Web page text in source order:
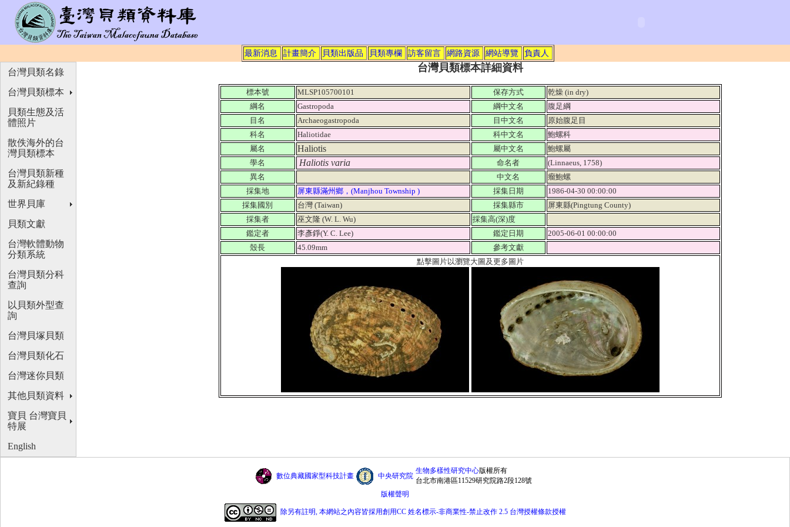
最新消息 計畫簡介 貝類出版品 貝類專欄 訪客留言 網路資源 網站導覽 負責人
台灣貝類標本詳細資料
標本號 MLSP105700101 保存方式
乾燥 (in dry)
綱名
Gastropoda 綱中文名
腹足綱
目名
Archaeogastropoda 目中文名
原始腹足目
科名
Haliotidae 科中文名
鮑螺科
屬名
Haliotis 屬中文名
鮑螺屬
學名
Haliotis varia 命名者
(Linnaeus, 1758)
異名
中文名
瘤鮑螺
採集地
屏東縣滿州鄉，(Manjhou Township ) 採集日期
1986-04-30 00:00:00
採集國別
台灣 (Taiwan) 採集縣市
屏東縣(Pingtung County)
採集者
巫文隆 (W. L. Wu)
採集高(深)度
鑑定者
李彥錚(Y. C. Lee) 鑑定日期
2005-06-01 00:00:00
殼長
45.09mm
參考文獻
點擊圖片以瀏覽大圖及更多圖片
台灣貝類名錄
台灣貝類標本
貝類生態及活
體照片
散佚海外的台
灣貝類標本
台灣貝類新種
及新紀錄種
世界貝庫
貝類文獻
台灣軟體動物
分類系統
台灣貝類分科
查詢
以貝類外型查
詢
台灣貝塚貝類
台灣貝類化石
台灣迷你貝類
其他貝類資料
寶貝 台灣寶貝
特展
English
數位典藏國家型科技計畫 中央研究院
生物多樣性研究中心版權所有
台北市南港區11529研究院路2段128號
版權聲明
除另有註明, 本網站之內容皆採用創用CC 姓名標示-非商業性-禁止改作 2.5 台灣授權條款授權